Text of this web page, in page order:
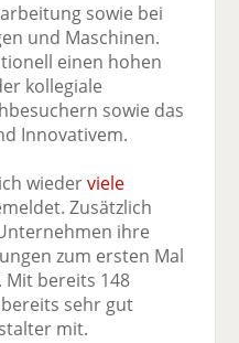
sowie bei
und Maschinen.
einen hohen
kollegiale
sowie das
Innovativem.
wiederviele
Zusätzlich
ihre
zum ersten Mal
Mit bereits 148
sehr gut
mit.